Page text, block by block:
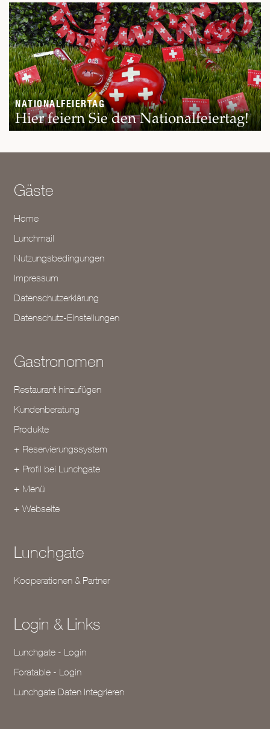
NATIONALFEIERTAG
Hier feiern Sie den Nationalfeiertag!
Gäste
Home
Lunchmail
Nutzungsbedingungen
Impressum
Datenschutzerklärung
Datenschutz-Einstellungen
Gastronomen
Restaurant hinzufügen
Kundenberatung
Produkte
+ Reservierungssystem
+ Profil bei Lunchgate
+ Menü
+ Webseite
Lunchgate
Kooperationen & Partner
Login & Links
Lunchgate - Login
Foratable - Login
Lunchgate Daten Integrieren